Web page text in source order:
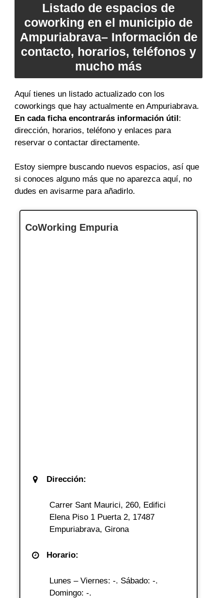
Listado de espacios de
coworking en el municipio de
Ampuriabrava– Información de
contacto, horarios, teléfonos y
mucho más
Aquí tienes un listado actualizado con los
coworkings que hay actualmente en Ampuriabrava.
En cada ficha encontrarás información útil:
dirección, horarios, teléfono y enlaces para
reservar o contactar directamente.
Estoy siempre buscando nuevos espacios, así que
si conoces alguno más que no aparezca aquí, no
dudes en avisarme para añadirlo.
CoWorking Empuria
Dirección:
Carrer Sant Maurici, 260, Edifici
Elena Piso 1 Puerta 2, 17487
Empuriabrava, Girona
Horario:
Lunes – Viernes: -. Sábado: -.
Domingo: -.